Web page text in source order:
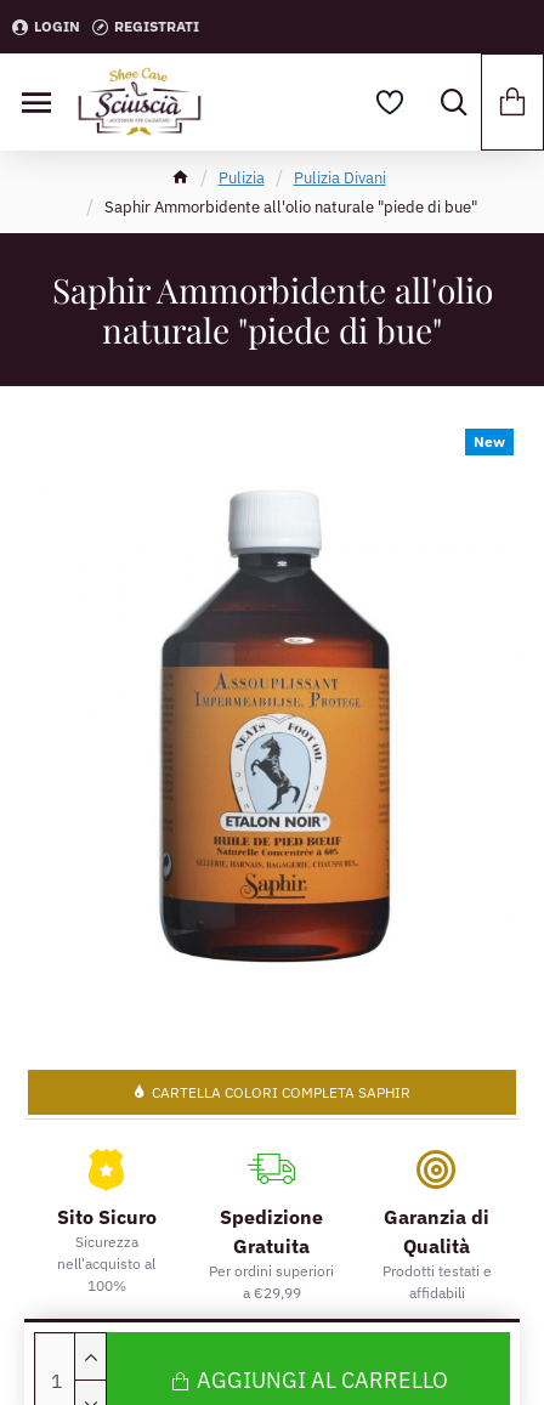
LOGIN REGISTRATI
Pulizia
Pulizia Divani
Saphir Ammorbidente all'olio naturale "piede di bue"
Saphir Ammorbidente all'olio
naturale "piede di bue"
New
Sito Sicuro
Sicurezza
nell'acquisto al
100%
Spedizione
Gratuita
Per ordini superiori
a €29,99
Garanzia di
Qualità
Prodotti testati e
affidabili
CARTELLA COLORI COMPLETA SAPHIR
AGGIUNGI AL CARRELLO